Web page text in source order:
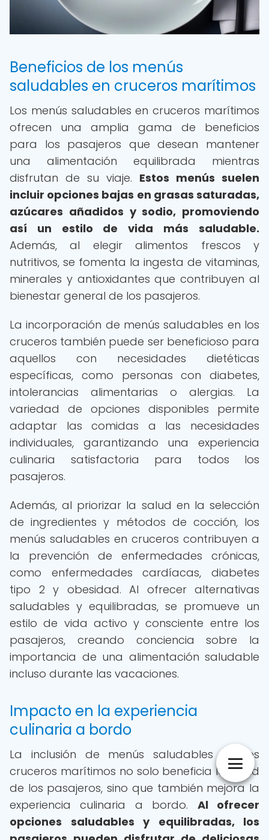
Beneficios de los menús
saludables en cruceros marítimos
Los menús saludables en cruceros marítimos
ofrecen una amplia gama de beneficios
para los pasajeros que desean mantener
una alimentación equilibrada mientras
disfrutan de su viaje. Estos menús suelen
incluir opciones bajas en grasas saturadas,
azúcares añadidos y sodio, promoviendo
así un estilo de vida más saludable.
Además, al elegir alimentos frescos y
nutritivos, se fomenta la ingesta de vitaminas,
minerales y antioxidantes que contribuyen al
bienestar general de los pasajeros.
La incorporación de menús saludables en los
cruceros también puede ser beneficioso para
aquellos con necesidades dietéticas
específicas, como personas con diabetes,
intolerancias alimentarias o alergias. La
variedad de opciones disponibles permite
adaptar las comidas a las necesidades
individuales, garantizando una experiencia
culinaria satisfactoria para todos los
pasajeros.
Además, al priorizar la salud en la selección
de ingredientes y métodos de cocción, los
menús saludables en cruceros contribuyen a
la prevención de enfermedades crónicas,
como enfermedades cardíacas, diabetes
tipo 2 y obesidad. Al ofrecer alternativas
saludables y equilibradas, se promueve un
estilo de vida activo y consciente entre los
pasajeros, creando conciencia sobre la
importancia de una alimentación saludable
incluso durante las vacaciones.
Impacto en la experiencia
culinaria a bordo
La inclusión de menús saludables en los
cruceros marítimos no solo beneficia la salud
de los pasajeros, sino que también mejora la
experiencia culinaria a bordo. Al ofrecer
opciones saludables y equilibradas, los